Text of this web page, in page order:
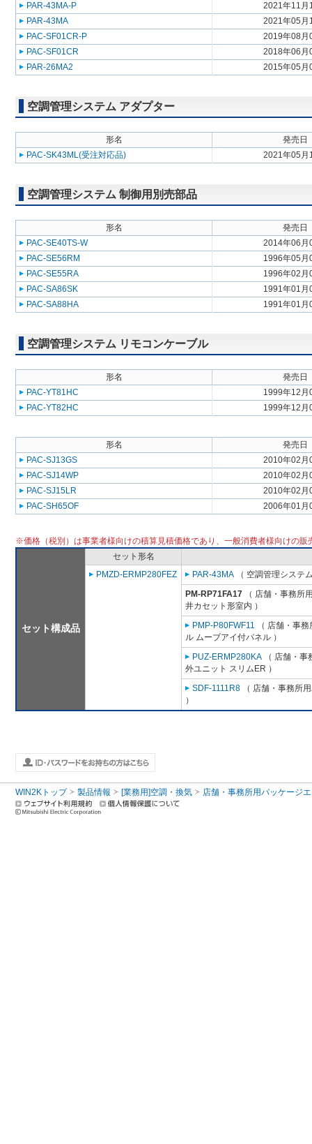
PAR-43MA-P
2021年11月
PAR-43MA
2021年05月
PAC-SF01CR-P
2019年08月
PAC-SF01CR
2018年06月
PAR-26MA2
2015年05月
空調管理システム アダプター
形名
発売日
PAC-SK43ML(受注対応品)
2021年05月
空調管理システム 制御用別売部品
形名
発売日
PAC-SE40TS-W
2014年06月
PAC-SE56RM
1996年05月
PAC-SE55RA
1996年02月
PAC-SA86SK
1991年01月
PAC-SA88HA
1991年01月
空調管理システム リモコンケーブル
形名
発売日
PAC-YT81HC
1999年12月
PAC-YT82HC
1999年12月
形名
発売日
PAC-SJ13GS
2010年02月
PAC-SJ14WP
2010年02月
PAC-SJ15LR
2010年02月
PAC-SH65OF
2006年01月
※価格（税別）は事業者様向けの積算見積価格であり、一般消費者様向けの販
セット構成品
セット形名
PMZD-ERMP280FEZ
PAR-43MA （ 空調管理システ
PM-RP71FA17 （ 店舗・事務所
井カセット形室内 ）
PMP-P80FWF11 （ 店舗・事
ル ムーブアイ付パネル ）
PUZ-ERMP280KA （ 店舗・
外ユニット スリムER ）
SDF-1111R8 （ 店舗・事務所
）
WIN2Kトップ 製品情報 [業務用]空調・換気 店舗・事務所用パッケージ